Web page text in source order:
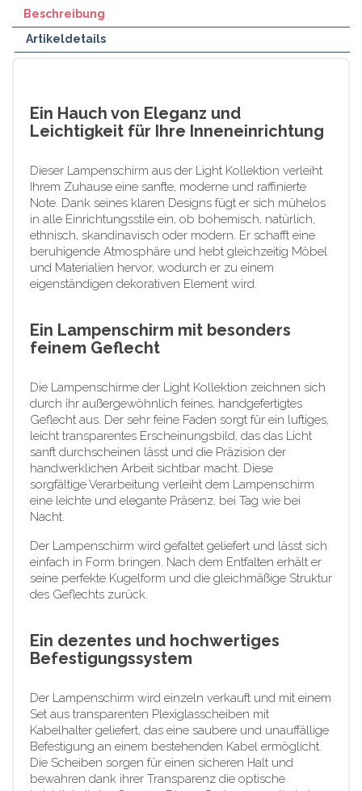
Beschreibung
Artikeldetails
Ein Hauch von Eleganz und
Leichtigkeit für Ihre Inneneinrichtung
Dieser Lampenschirm aus der Light Kollektion verleiht
Ihrem Zuhause eine sanfte, moderne und raffinierte
Note. Dank seines klaren Designs fügt er sich mühelos
in alle Einrichtungsstile ein, ob bohemisch, natürlich,
ethnisch, skandinavisch oder modern. Er schafft eine
beruhigende Atmosphäre und hebt gleichzeitig Möbel
und Materialien hervor, wodurch er zu einem
eigenständigen dekorativen Element wird.
Ein Lampenschirm mit besonders
feinem Geflecht
Die Lampenschirme der Light Kollektion zeichnen sich
durch ihr außergewöhnlich feines, handgefertigtes
Geflecht aus. Der sehr feine Faden sorgt für ein luftiges,
leicht transparentes Erscheinungsbild, das das Licht
sanft durchscheinen lässt und die Präzision der
handwerklichen Arbeit sichtbar macht. Diese
sorgfältige Verarbeitung verleiht dem Lampenschirm
eine leichte und elegante Präsenz, bei Tag wie bei
Nacht.
Der Lampenschirm wird gefaltet geliefert und lässt sich
einfach in Form bringen. Nach dem Entfalten erhält er
seine perfekte Kugelform und die gleichmäßige Struktur
des Geflechts zurück.
Ein dezentes und hochwertiges
Befestigungssystem
Der Lampenschirm wird einzeln verkauft und mit einem
Set aus transparenten Plexiglasscheiben mit
Kabelhalter geliefert, das eine saubere und unauffällige
Befestigung an einem bestehenden Kabel ermöglicht.
Die Scheiben sorgen für einen sicheren Halt und
bewahren dank ihrer Transparenz die optische